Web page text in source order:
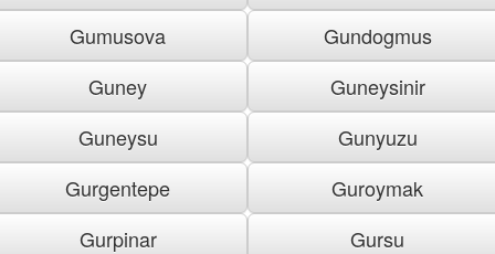
Gumusova
Gundogmus
Guney
Guneysinir
Guneysu
Gunyuzu
Gurgentepe
Guroymak
Gurpinar
Gursu